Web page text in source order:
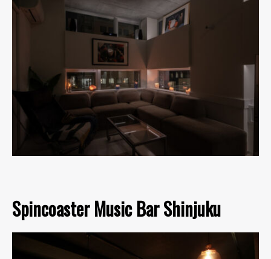
Spincoaster Music Bar Shinjuku